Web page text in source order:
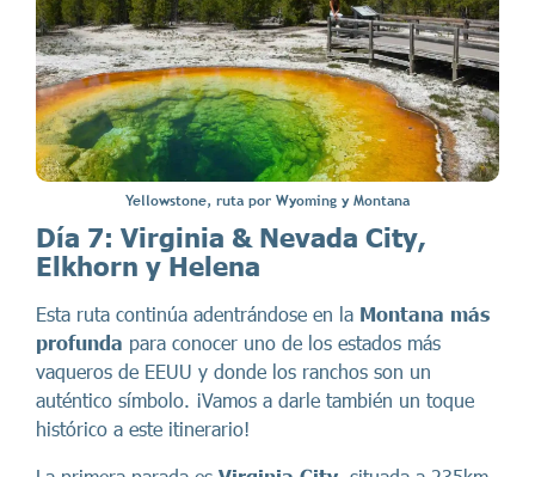
Yellowstone, ruta por Wyoming y Montana
Día 7: Virginia & Nevada City,
Elkhorn y Helena
Esta ruta continúa adentrándose en la Montana más
profunda para conocer uno de los estados más
vaqueros de EEUU y donde los ranchos son un
auténtico símbolo. ¡Vamos a darle también un toque
histórico a este itinerario!